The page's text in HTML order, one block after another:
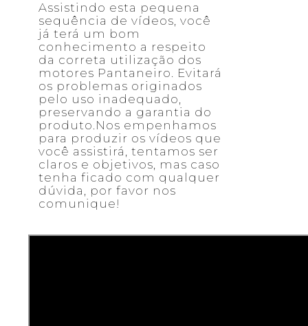
Assistindo esta pequena
sequência de vídeos, você
já terá um bom
conhecimento a respeito
da correta utilização dos
motores Pantaneiro. Evitará
os problemas originados
pelo uso inadequado,
preservando a garantia do
produto.Nos empenhamos
para produzir os vídeos que
você assistirá, tentamos ser
claros e objetivos, mas caso
tenha ficado com qualquer
dúvida, por favor nos
comunique!